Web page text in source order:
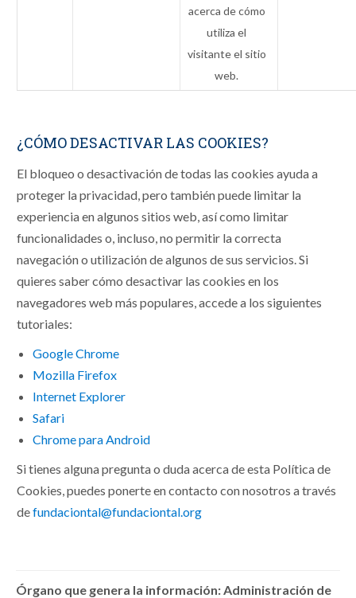
acerca de cómo
utiliza el
visitante el sitio
web.
¿CÓMO DESACTIVAR LAS COOKIES?
El bloqueo o desactivación de todas las cookies ayuda a
proteger la privacidad, pero también puede limitar la
experiencia en algunos sitios web, así como limitar
funcionalidades o, incluso, no permitir la correcta
navegación o utilización de algunos de sus servicios. Si
quieres saber cómo desactivar las cookies en los
navegadores web más populares, accede a los siguientes
tutoriales:
Google Chrome
Mozilla Firefox
Internet Explorer
Safari
Chrome para Android
Si tienes alguna pregunta o duda acerca de esta Política de
Cookies, puedes ponerte en contacto con nosotros a través
defundaciontal@fundaciontal.org
Órgano que genera la información: Administración de